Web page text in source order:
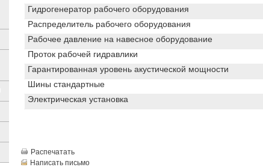
Гидрогенератор рабочего оборудования
Распределитель рабочего оборудования
Рабочее давление на навесное оборудование
Проток рабочей гидравлики
Гарантированная уровень акустической мощности
Шины стандартные
Электрическая установка
Распечатать
Написать письмо